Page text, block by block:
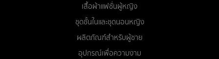
เสื้อผ้าแฟชั่นผู้หญิง
ชุดชั้นในและชุดนอนหญิง
ผลิตภัณฑ์สำหรับผู้ชาย
อุปกรณ์เพื่อความงาม